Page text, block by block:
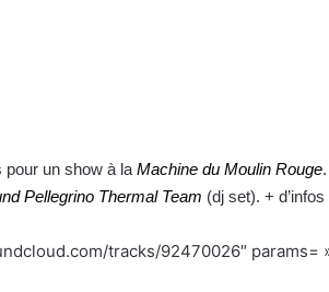
pour un show à laMachine du Moulin Rouge
Pellegrino Thermal Team (dj set). + d’infos
tracks/92470026″ params=